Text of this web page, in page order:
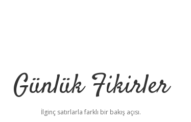
Günlük Fikirler
İlginç satırlarla farklı bir bakış açısı.